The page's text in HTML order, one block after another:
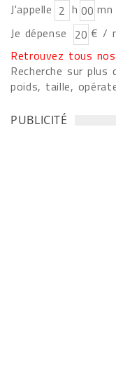
J'appelle h
Je dépense
€ /
Retrouvez tous
Recherche sur
poids, taille,
PUBLICITÉ